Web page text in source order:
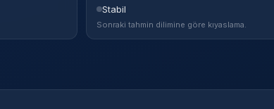
Stabil
Sonraki tahmin dilimine göre kıyaslama.